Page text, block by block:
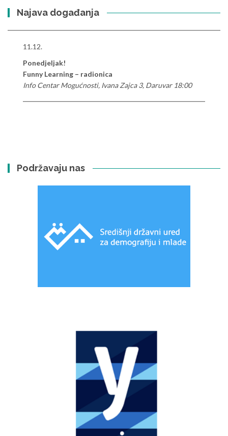
Najava događanja
11.12.
Ponedjeljak!
Funny Learning – radionica
Info Centar Mogućnosti, Ivana Zajca 3, Daruvar 18:00
Podržavaju nas